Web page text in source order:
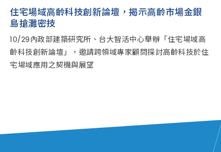
住宅場域高齡科技創新論壇，揭示高齡市場金銀
島搶灘密技
10/29內政部建築研究所、台大智活中心舉辦「住宅場域高
齡科技創新論壇」，邀請跨領域專家顧問探討高齡科技於住
宅場域應用之契機與展望